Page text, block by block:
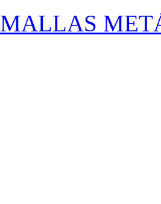
MALLAS